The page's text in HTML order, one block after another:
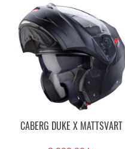
CABERG DUKE X MATTSVART